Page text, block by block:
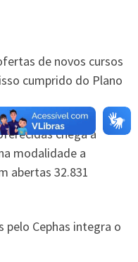
de novos cursos
cumprido do Plano
chega a
modalidade a
abertas 32.831
Cephas integra o